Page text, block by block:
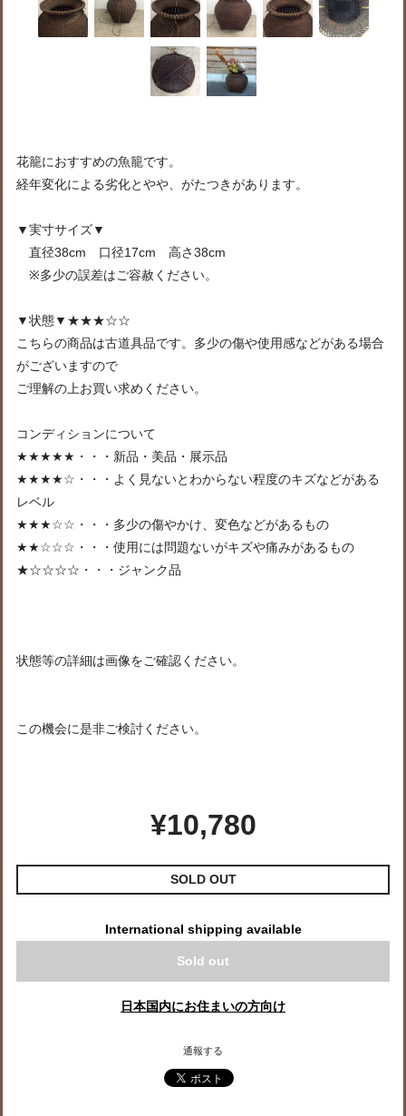
花籠におすすめの魚籠です。
経年変化による劣化とやや、がたつきがあります。
▼実寸サイズ▼
直径38cm 口径17cm 高さ38cm
※多少の誤差はご容赦ください。
▼状態▼★★★☆☆
こちらの商品は古道具品です。多少の傷や使用感などがある場合
がございますので
ご理解の上お買い求めください。
コンディションについて
★★★★★・・・新品・美品・展示品
★★★★☆・・・よく見ないとわからない程度のキズなどがある
レベル
★★★☆☆・・・多少の傷やかけ、変色などがあるもの
★★☆☆☆・・・使用には問題ないがキズや痛みがあるもの
★☆☆☆☆・・・ジャンク品
状態等の詳細は画像をご確認ください。
この機会に是非ご検討ください。
¥10,780
SOLD OUT
International shipping available
Sold out
日本国内にお住まいの方向け
通報する